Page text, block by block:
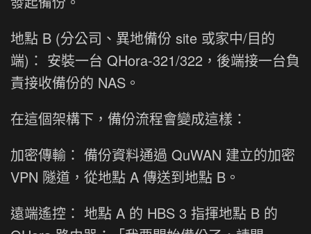
地點 B (分公司、異地備份 site 或家中/目的
端)： 安裝一台 QHora-321/322，後端接一台負
責接收備份的 NAS。
在這個架構下，備份流程會變成這樣：
加密傳輸： 備份資料通過 QuWAN 建立的加密
VPN 隧道，從地點 A 傳送到地點 B。
遠端遙控： 地點 A 的 HBS 3 指揮地點 B 的